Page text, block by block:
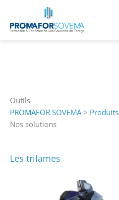
contenu
Outils
PROMAFOR SOVEMA> Produits
Nos solutions
Les trilames